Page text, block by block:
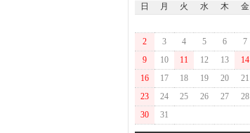
日
月 火 水 木 金
2
3 4 5 6 7
9
10 11 12 13 14
16
17 18 19 20 21
23
24 25 26 27 28
30
31